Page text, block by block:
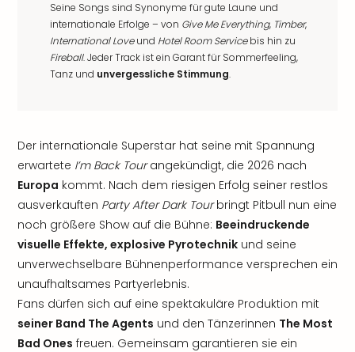
Seine Songs sind Synonyme für gute Laune und
internationale Erfolge – von Give Me Everything, Timber,
International Loveund Hotel Room Servicebis hin zu
Fireball. Jeder Track ist ein Garant für Sommerfeeling,
Tanz und unvergessliche Stimmung.
Der internationale Superstar hat seine mit Spannung
erwartete I’m Back Tourangekündigt, die 2026 nach
Europa kommt. Nach dem riesigen Erfolg seiner restlos
ausverkauften Party After Dark Tourbringt Pitbull nun eine
noch größere Show auf die Bühne: Beeindruckende
visuelle Effekte, explosive Pyrotechnik und seine
unverwechselbare Bühnenperformance versprechen ein
unaufhaltsames Partyerlebnis.
Fans dürfen sich auf eine spektakuläre Produktion mit
seiner Band The Agents und den Tänzerinnen The Most
Bad Ones freuen. Gemeinsam garantieren sie ein